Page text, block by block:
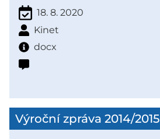
18. 8. 2020
Kinet
docx
Výroční zpráva 2014/2015